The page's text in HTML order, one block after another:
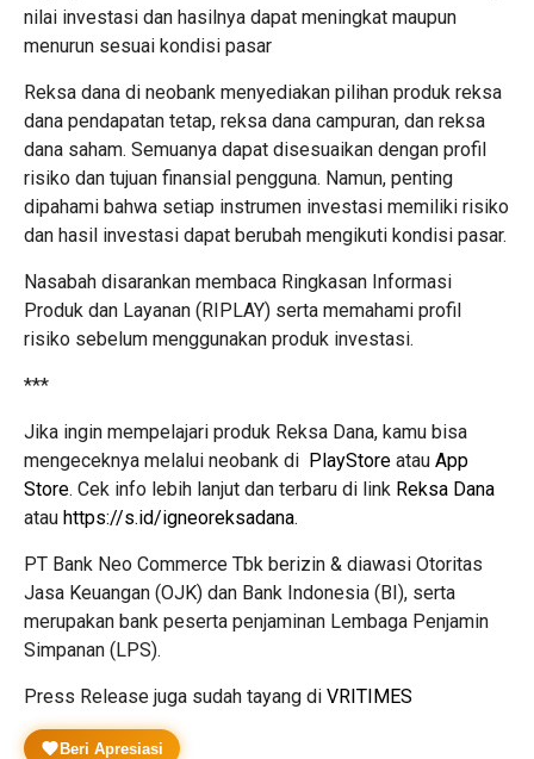
nilai investasi dan hasilnya dapat meningkat maupun
menurun sesuai kondisi pasar
Reksa dana di neobank menyediakan pilihan produk reksa
dana pendapatan tetap, reksa dana campuran, dan reksa
dana saham. Semuanya dapat disesuaikan dengan profil
risiko dan tujuan finansial pengguna. Namun, penting
dipahami bahwa setiap instrumen investasi memiliki risiko
dan hasil investasi dapat berubah mengikuti kondisi pasar.
Nasabah disarankan membaca Ringkasan Informasi
Produk dan Layanan (RIPLAY) serta memahami profil
risiko sebelum menggunakan produk investasi.
***
Jika ingin mempelajari produk Reksa Dana, kamu bisa
mengeceknya melalui neobank di PlayStore atau App
Store. Cek info lebih lanjut dan terbaru di link Reksa Dana
atau https://s.id/igneoreksadana.
PT Bank Neo Commerce Tbk berizin & diawasi Otoritas
Jasa Keuangan (OJK) dan Bank Indonesia (BI), serta
merupakan bank peserta penjaminan Lembaga Penjamin
Simpanan (LPS).⁣
Press Release juga sudah tayang di VRITIMES
Beri Apresiasi